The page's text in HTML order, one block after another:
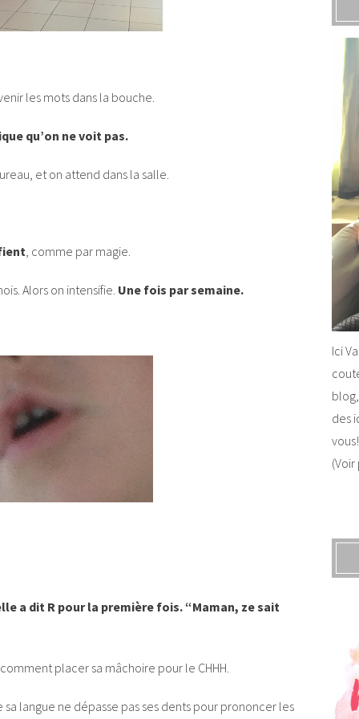
les mots dans la bouche.
qu’on ne voit pas.
et on attend dans la salle.
, comme par magie.
Alors on intensifie. Une fois par semaine.
a dit R pour la première fois. “Maman, ze sait
placer sa mâchoire pour le CHHH.
langue ne dépasse pas ses dents pour prononcer les
Ici
des
(Voir